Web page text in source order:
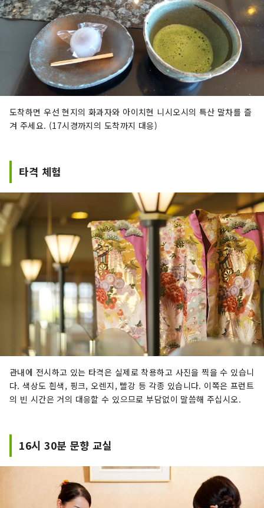
도착하면 우선 현지의 화과자와 아이치현 니시오시의 특산 말차를 즐
겨 주세요. (17시경까지의 도착까지 대응)
타격 체험
관내에 전시하고 있는 타격은 실제로 착용하고 사진을 찍을 수 있습니
다. 색상도 흰색, 핑크, 오렌지, 빨강 등 각종 있습니다. 이쪽은 프런트
의 빈 시간은 거의 대응할 수 있으므로 부담없이 말씀해 주십시오.
16시 30분 문향 교실